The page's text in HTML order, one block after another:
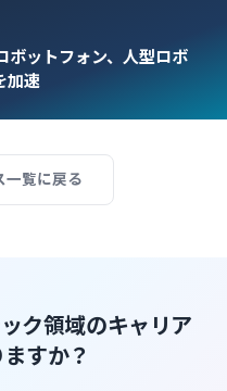
ットフォン、人型ロボ
加速
一覧に戻る
ク領域のキャリア
すか？